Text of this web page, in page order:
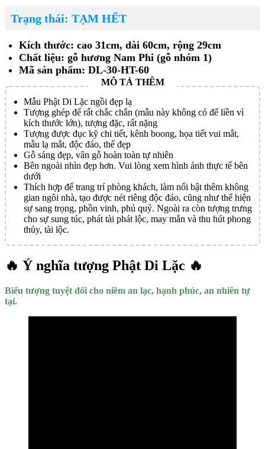
Trạng thái: TẠM HẾT
Kích thước: cao 31cm, dài 60cm, rộng 29cm
Chất liệu: gỗ hương Nam Phi (gỗ nhóm 1)
Mã sản phẩm: DL-30-HT-60
Mẫu Phật Di Lặc ngồi đẹp lạ
Tượng ghép đế rất chắc chắn (mẫu này không có đế liền vì
kích thước lớn), tượng đặc, rất nặng
Tượng được đục kỹ chi tiết, kênh boong, họa tiết vui mắt,
mẫu lạ mắt, độc đáo, thế đẹp
Gỗ sáng đẹp, vân gỗ hoàn toàn tự nhiên
Bên ngoài nhìn đẹp hơn. Vui lòng xem hình ảnh thực tế bên
dưới
Thích hợp để trang trí phòng khách, làm nổi bật thêm không
gian ngôi nhà, tạo được nét riêng độc đáo, cũng như thể hiện
sự sang trọng, phồn vinh, phú quý. Ngoài ra còn tượng trưng
cho sự sung túc, phát tài phát lộc, may mắn và thu hút phong
thủy, tài lộc.
🔥 Ý nghĩa tượng Phật Di Lặc 🔥
Biểu tượng tuyệt đối cho niềm an lạc, hạnh phúc, an nhiên tự
tại.